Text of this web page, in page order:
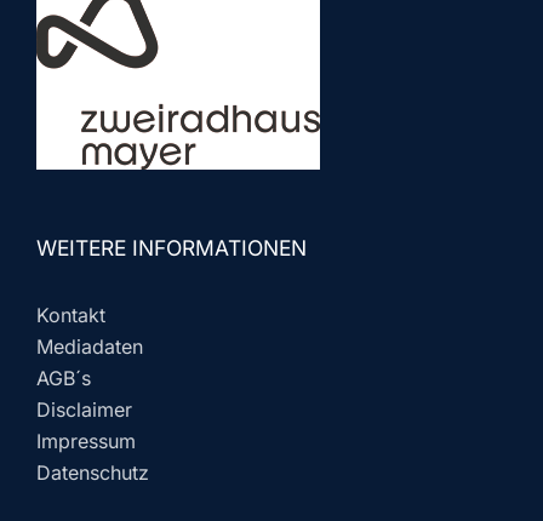
WEITERE INFORMATIONEN
Kontakt
Mediadaten
AGB´s
Disclaimer
Impressum
Datenschutz